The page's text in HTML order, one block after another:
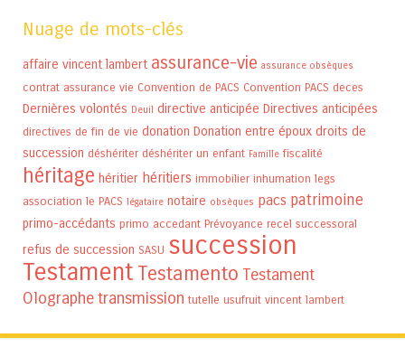
Nuage de mots-clés
affaire vincent lambert assurance-vie assurance obsèques
contrat assurance vie Convention de PACS Convention PACS deces
Dernières volontés Deuil directive anticipée Directives anticipées
directives de fin de vie donation Donation entre époux droits de
succession déshériter déshériter un enfant Famille fiscalité
héritage héritier héritiers immobilier inhumation legs
association le PACS légataire notaire obsèques pacs patrimoine
primo-accédants primo accedant Prévoyance recel successoral
refus de succession SASU succession
Testament Testamento Testament
Olographetransmission tutelle usufruit vincent lambert